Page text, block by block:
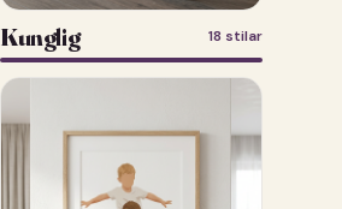
Kunglig 18 stilar